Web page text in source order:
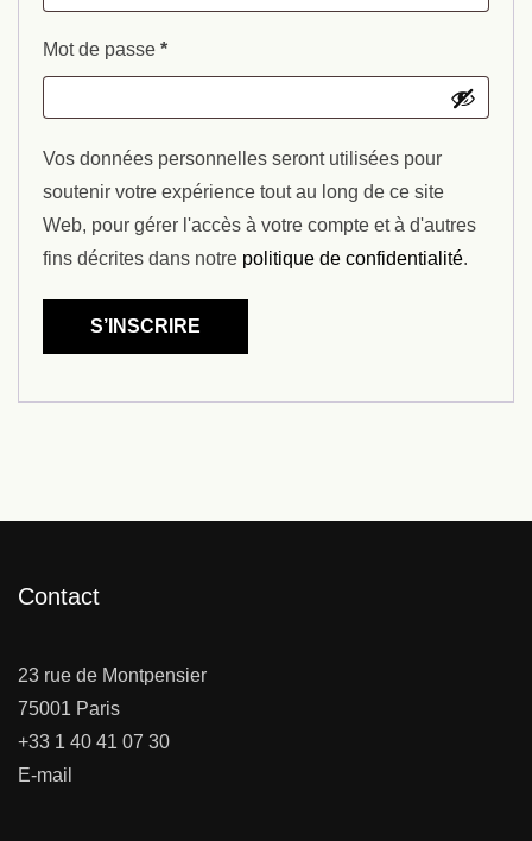
Mot de passe *
Vos données personnelles seront utilisées pour
soutenir votre expérience tout au long de ce site
Web, pour gérer l'accès à votre compte et à d'autres
fins décrites dans notre politique de confidentialité.
S’INSCRIRE
Contact
23 rue de Montpensier
75001 Paris
+33 1 40 41 07 30
E-mail